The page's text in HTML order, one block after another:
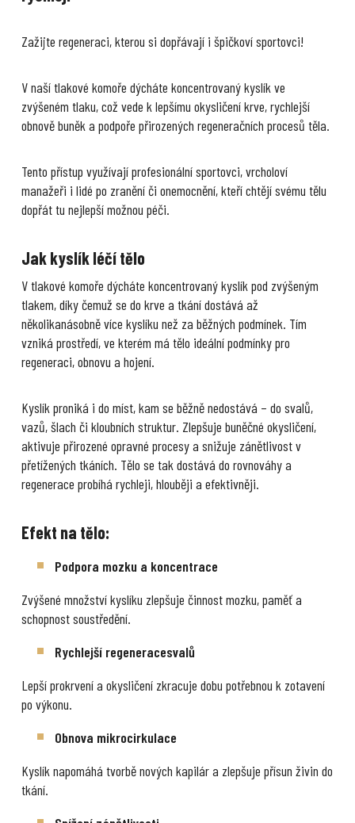
Zažijte regeneraci, kterou si dopřávají i špičkoví sportovci!
V naší tlakové komoře dýcháte koncentrovaný kyslík ve
zvýšeném tlaku, což vede k lepšímu okysličení krve, rychlejší
obnově buněk a podpoře přirozených regeneračních procesů těla.
Tento přístup využívají profesionální sportovci, vrcholoví
manažeři i lidé po zranění či onemocnění, kteří chtějí svému tělu
dopřát tu nejlepší možnou péči.
Jak kyslík léčí tělo
V tlakové komoře dýcháte koncentrovaný kyslík pod zvýšeným
tlakem, díky čemuž se do krve a tkání dostává až
několikanásobně více kyslíku než za běžných podmínek. Tím
vzniká prostředí, ve kterém má tělo ideální podmínky pro
regeneraci, obnovu a hojení.
Kyslík proniká i do míst, kam se běžně nedostává – do svalů,
vazů, šlach či kloubních struktur. Zlepšuje buněčné okysličení,
aktivuje přirozené opravné procesy a snižuje zánětlivost v
přetížených tkáních. Tělo se tak dostává do rovnováhy a
regenerace probíhá rychleji, hlouběji a efektivněji.
Efekt na tělo:
Podpora mozku a koncentrace
Zvýšené množství kyslíku zlepšuje činnost mozku, paměť a
schopnost soustředění.
Rychlejší regeneracesvalů
Lepší prokrvení a okysličení zkracuje dobu potřebnou k zotavení
po výkonu.
Obnova mikrocirkulace
Kyslík napomáhá tvorbě nových kapilár a zlepšuje přísun živin do
tkání.